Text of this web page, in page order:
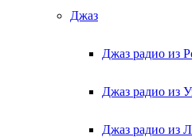
Джаз
Джаз радио из
Джаз радио из
Джаз радио из